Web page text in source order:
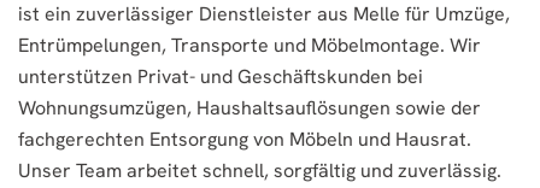
ist ein zuverlässiger Dienstleister aus Melle für Umzüge,
Entrümpelungen, Transporte und Möbelmontage. Wir
unterstützen Privat- und Geschäftskunden bei
Wohnungsumzügen, Haushaltsauflösungen sowie der
fachgerechten Entsorgung von Möbeln und Hausrat.
Unser Team arbeitet schnell, sorgfältig und zuverlässig.